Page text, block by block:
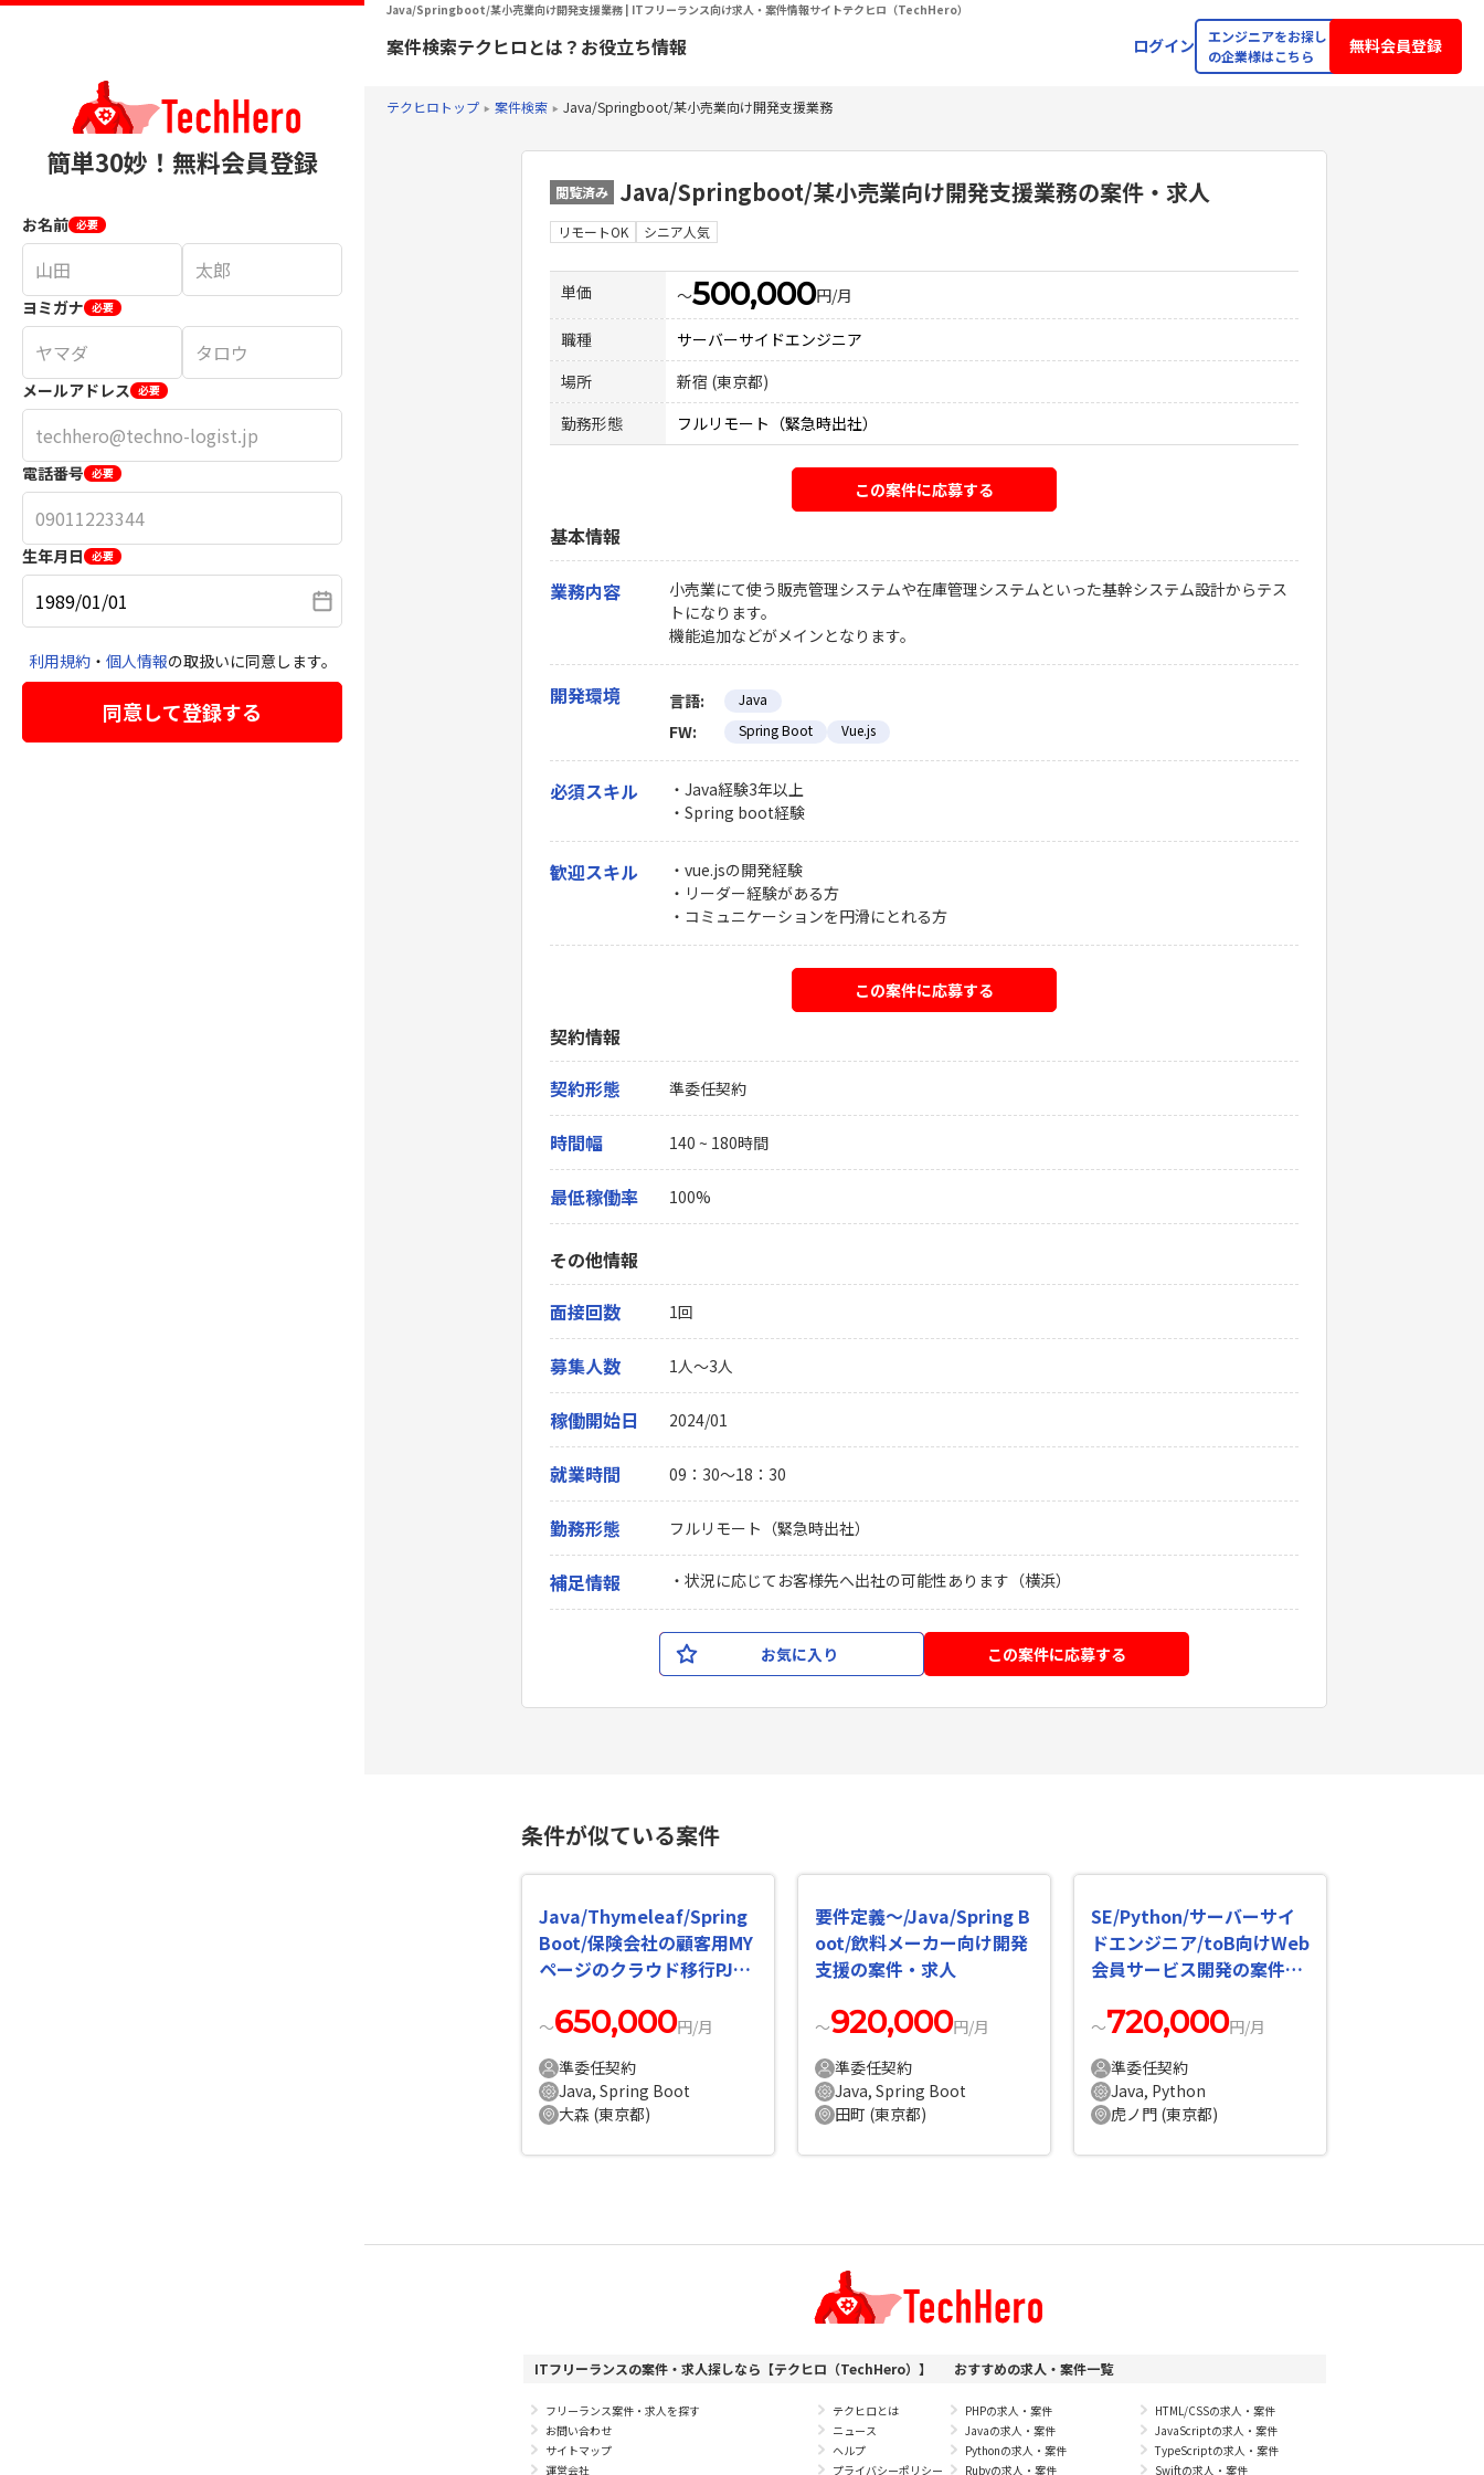
簡単30妙！無料会員登録
お名前 必要
ヨミガナ 必要
メールアドレス 必要
電話番号 必要
生年月日 必要
利用規約・ 個人情報の取扱いに同意します。
同意して登録する
Java/Springboot/某小売業向け開発支援業務 | ITフリーランス向け求人・案件情報サイトテクヒロ（TechHero）
案件検索テクヒロとは？ お役立ち情報 ログイン
エンジニアをお探し
の企業様はこちら
無料会員登録
テクヒロトップ 案件検索 Java/Springboot/某小売業向け開発支援業務
閲覧済み Java/Springboot/某小売業向け開発支援業務の案件・求人
リモートOK シニア人気
単価 〜500,000円/月
職種
サーバーサイドエンジニア
場所
新宿 (東京都)
勤務形態
フルリモート（緊急時出社）
この案件に応募する
基本情報
業務内容
小売業にて使う販売管理システムや在庫管理システムといった基幹システム設計からテス
トになります。
機能追加などがメインとなります。
開発環境 言語: Java
FW: Spring Boot Vue.js
必須スキル
・Java経験3年以上
・Spring boot経験
歓迎スキル
・vue.jsの開発経験
・リーダー経験がある方
・コミュニケーションを円滑にとれる方
この案件に応募する
契約情報
契約形態
準委任契約
時間幅 140 ~ 180時間
最低稼働率 100%
その他情報
面接回数
1回
募集人数 1人～3人
稼働開始日 2024/01
就業時間 09：30〜18：30
勤務形態 フルリモート（緊急時出社）
補足情報 ・状況に応じてお客様先へ出社の可能性あります（横浜）
お気に入り この案件に応募する
条件が似ている案件
Java/Thymeleaf/Spring
Boot/保険会社の顧客用MY
ページのクラウド移行PJの
〜650,000円/月
準委任契約
Java, Spring Boot
大森 (東京都)
要件定義〜/Java/Spring B
oot/飲料メーカー向け開発
支援の案件・求人
〜920,000円/月
準委任契約
Java, Spring Boot
田町 (東京都)
SE/Python/サーバーサイ
ドエンジニア/toB向けWeb
会員サービス開発の案件・
〜720,000円/月
準委任契約
Java, Python
虎ノ門 (東京都)
ITフリーランスの案件・求人探しなら【テクヒロ（TechHero）】
フリーランス案件・求人を探す
お問い合わせ
サイトマップ
運営会社
テクヒロとは
ニュース
ヘルプ
プライバシーポリシー
おすすめの求人・案件一覧
PHPの求人・案件
Javaの求人・案件
Pythonの求人・案件
Rubyの求人・案件
HTML/CSSの求人・案件
JavaScriptの求人・案件
TypeScriptの求人・案件
Swiftの求人・案件